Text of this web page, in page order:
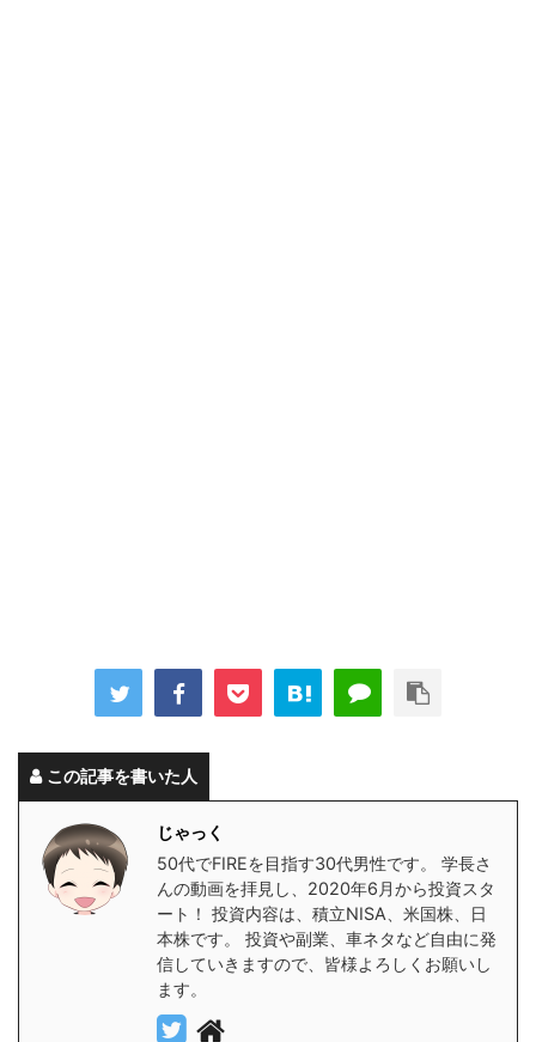
この記事を書いた人
じゃっく
50代でFIREを目指す30代男性です。 学長さ
んの動画を拝見し、2020年6月から投資スタ
ート！ 投資内容は、積立NISA、米国株、日
本株です。 投資や副業、車ネタなど自由に発
信していきますので、皆様よろしくお願いし
ます。